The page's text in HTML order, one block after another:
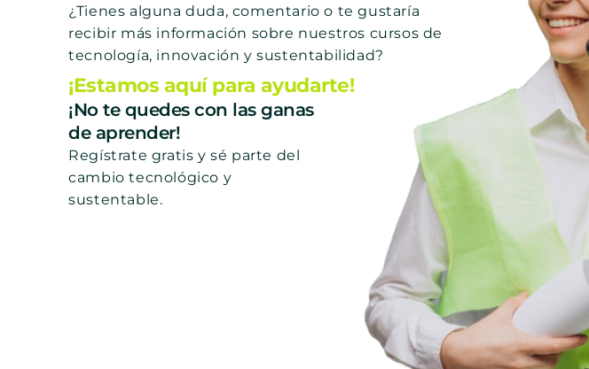
¿Tienes alguna duda, comentario o te gustaría
recibir más información sobre nuestros cursos de
tecnología, innovación y sustentabilidad?
¡Estamos aquí para ayudarte!
¡No te quedes con las ganas
de aprender!
Regístrate gratis y sé parte del
cambio tecnológico y
sustentable.